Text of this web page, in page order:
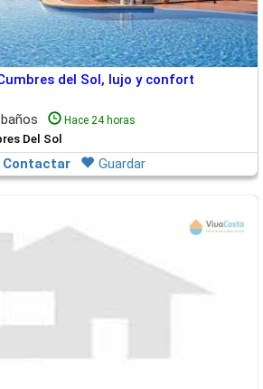
del Sol, lujo y confort
Hace 24 horas
Del Sol
Contactar Guardar